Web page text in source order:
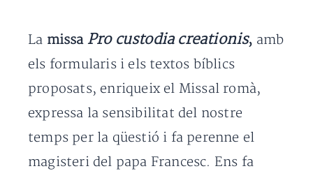
La missa Pro custodia creationis, amb
els formularis i els textos bíblics
proposats, enriqueix el Missal romà,
expressa la sensibilitat del nostre
temps per la qüestió i fa perenne el
magisteri del papa Francesc. Ens fa